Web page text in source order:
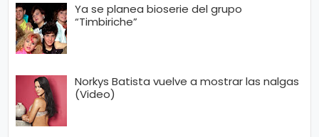
Ya se planea bioserie del grupo
“Timbiriche”
Norkys Batista vuelve a mostrar las nalgas
(Video)